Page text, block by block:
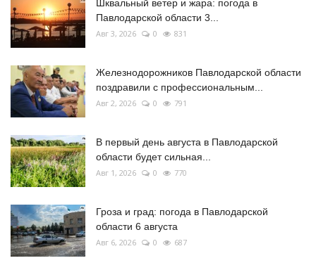
Шквальный ветер и жара: погода в
Павлодарской области 3...
Авг 3, 2026 0 831
Железнодорожников Павлодарской области
поздравили с профессиональным...
Авг 2, 2026 0 791
В первый день августа в Павлодарской
области будет сильная...
Авг 1, 2026 0 770
Гроза и град: погода в Павлодарской
области 6 августа
Авг 6, 2026 0 687